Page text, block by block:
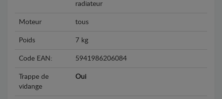
radiateur
Moteur tous
Poids 7 kg
Code EAN: 5941986206084
Trappe de
vidange
Oui